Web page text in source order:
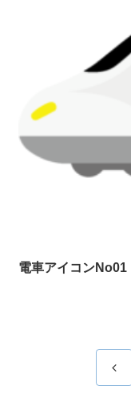
電車アイコンNo01
前